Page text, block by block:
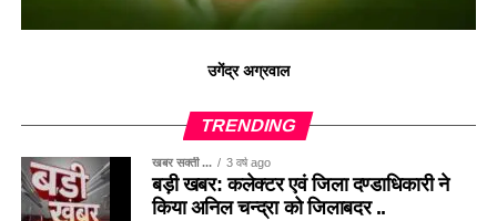
उगेंद्र अग्रवाल
TRENDING
खबर सक्ती ... 3 वर्ष ago
बड़ी खबर: कलेक्टर एवं जिला दण्डाधिकारी ने
किया अनिल चन्द्रा को जिलाबदर ..